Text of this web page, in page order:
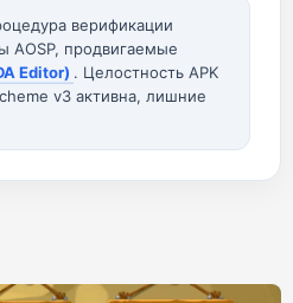
верификации
AOSP, продвигаемые
Editor) . Целостность APK
v3 активна, лишние